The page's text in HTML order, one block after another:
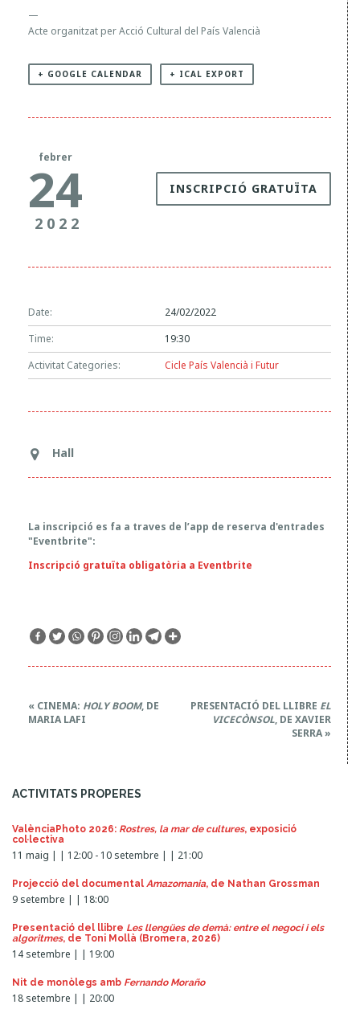
E
U
B
L
C
A
N
S
E
R
A
U
R
O
C
T
E
P
”
—
Acte organitzat per Acció Cultural del País Valencià
+ GOOGLE CALENDAR + ICAL EXPORT
febrer
24
2022
INSCRIPCIÓ GRATUÏTA
Date:
24/02/2022
Time:
19:30
Activitat Categories:
Cicle País Valencià i Futur
Hall
La inscripció es fa a traves de l’app de reserva d'entrades
"Eventbrite":
Inscripció gratuïta obligatòria a Eventbrite
E
v
t
N
a
v
g
a
t
i
n
« CINEMA: HOLY BOOM, DE
MARIA LAFI
PRESENTACIÓ DEL LLIBRE EL
VICECÒNSOL, DE XAVIER
SERRA»
ACTIVITATS PROPERES
ValènciaPhoto 2026: Rostres, la mar de cultures, exposició
col·lectiva
11 maig | | 12:00 - 10 setembre | | 21:00
Projecció del documental Amazomania, de Nathan Grossman
9 setembre | | 18:00
Presentació del llibre Les llengües de demà: entre el negoci i els
algoritmes, de Toni Mollà (Bromera, 2026)
14 setembre | | 19:00
Nit de monòlegs amb Fernando Moraño
18 setembre | | 20:00